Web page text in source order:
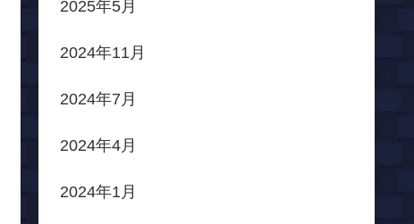
2025年5月
2024年11月
2024年7月
2024年4月
2024年1月